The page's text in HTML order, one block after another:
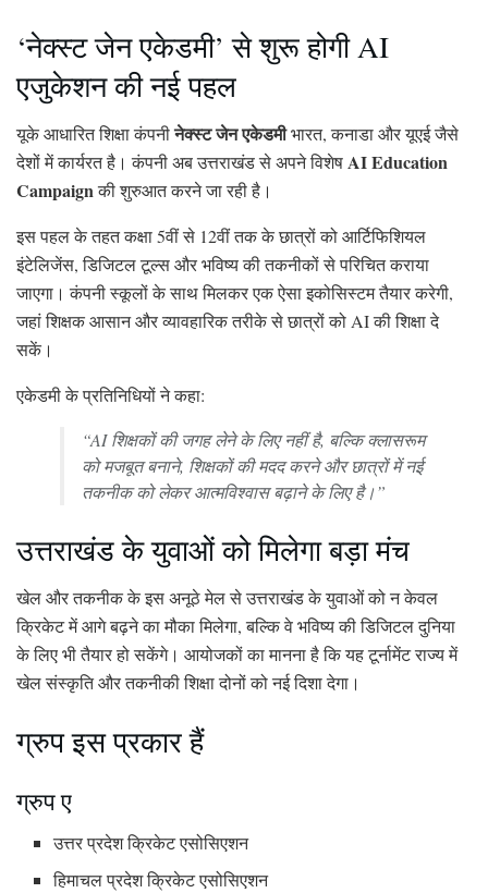
‘नेक्स्ट जेन एकेडमी’ से शुरू होगी AI
एजुकेशन की नई पहल
यूके आधारित शिक्षा कंपनीनेक्स्ट जेन एकेडमीभारत, कनाडा और यूएई जैसे
देशों में कार्यरत है। कंपनी अब उत्तराखंड से अपने विशेषAI Education
Campaignकी शुरुआत करने जा रही है।
इस पहल के तहत कक्षा 5वीं से 12वीं तक के छात्रों को आर्टिफिशियल
इंटेलिजेंस, डिजिटल टूल्स और भविष्य की तकनीकों से परिचित कराया
जाएगा। कंपनी स्कूलों के साथ मिलकर एक ऐसा इकोसिस्टम तैयार करेगी,
जहां शिक्षक आसान और व्यावहारिक तरीके से छात्रों को AI की शिक्षा दे
सकें।
एकेडमी के प्रतिनिधियों ने कहा:
“AI शिक्षकों की जगह लेने के लिए नहीं है, बल्कि क्लासरूम
को मजबूत बनाने, शिक्षकों की मदद करने और छात्रों में नई
तकनीक को लेकर आत्मविश्वास बढ़ाने के लिए है।”
उत्तराखंड के युवाओं को मिलेगा बड़ा मंच
खेल और तकनीक के इस अनूठे मेल से उत्तराखंड के युवाओं को न केवल
क्रिकेट में आगे बढ़ने का मौका मिलेगा, बल्कि वे भविष्य की डिजिटल दुनिया
के लिए भी तैयार हो सकेंगे। आयोजकों का मानना है कि यह टूर्नामेंट राज्य में
खेल संस्कृति और तकनीकी शिक्षा दोनों को नई दिशा देगा।
ग्रुप इस प्रकार हैं
ग्रुप ए
उत्तर प्रदेश क्रिकेट एसोसिएशन
हिमाचल प्रदेश क्रिकेट एसोसिएशन